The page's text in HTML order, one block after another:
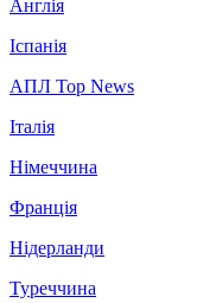
Англія
Іспанія
АПЛ Top News
Італія
Німеччина
Франція
Нідерланди
Туреччина